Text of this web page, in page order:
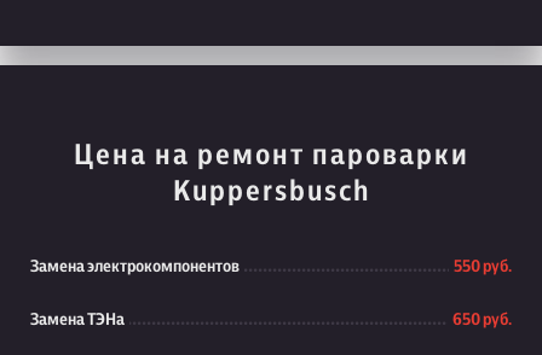
Цена на ремонт пароварки
Kuppersbusch
Замена электрокомпонентов 550 руб.
Замена ТЭНа 650 руб.